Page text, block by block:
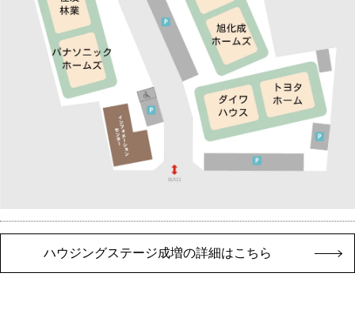
ハウジングステージ成増の詳細はこちら